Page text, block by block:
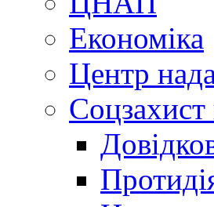
Економіка
Центр
Соцзахист